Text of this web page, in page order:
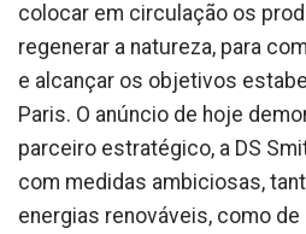
colocar em circulação os
regenerar a natureza, para
e alcançar os objetivos
Paris. O anúncio de hoje
parceiro estratégico, a DS
com medidas ambiciosas,
energias renováveis, como de